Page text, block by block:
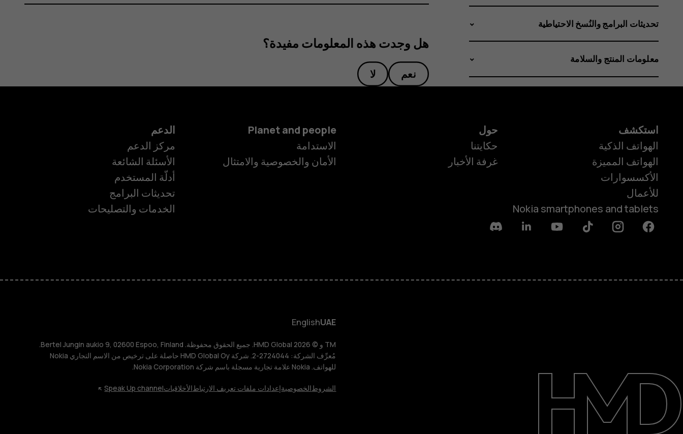
الهواتف الذكية
HMD Terra M
HMD DUB
HMD Watch
للأعمال
الدعم
English
هل وجدت هذه المعلومات مفيدة؟
نعم لا
تحديثات البرامج والنُسخ الاحتياطية
معلومات المنتج والسلامة
استكشف
الهواتف الذكية
الهواتف المميزة
الأكسسوارات
للأعمال
Nokia smartphones and tablets
حول
حكايتنا
غرفة الأخبار
Planet and people
الاستدامة
الأمان والخصوصية والامتثال
الدعم
مركز الدعم
الأسئلة الشائعة
أدلّة المستخدم
تحديثات البرامج
الخدمات والتصليحات
Facebook
Instagram
Tiktok
Youtube
Linkedin
Discord
UAE
English
TM و © 2026 HMD Global. جميع الحقوق محفوظة. Bertel Jungin aukio 9, 02600 Espoo, Finland.
مُعرِّف الشركة: 2724044-2. شركة HMD Global Oy حاصلة على ترخيص من الاسم التجاري Nokia
للهواتف. Nokia علامة تجارية مسجلة باسم شركة Nokia Corporation.
الشروطالخصوصيةإعدادات ملفات تعريف الارتباطالأخلاقياتSpeak Up channel